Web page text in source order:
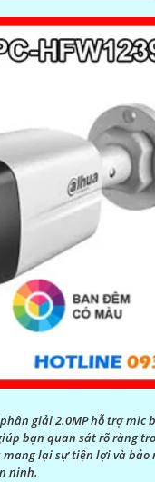
phân giải 2.0MP hỗ trợ
bạn quan sát rõ ràng
lại sự tiện lợi và
ninh.